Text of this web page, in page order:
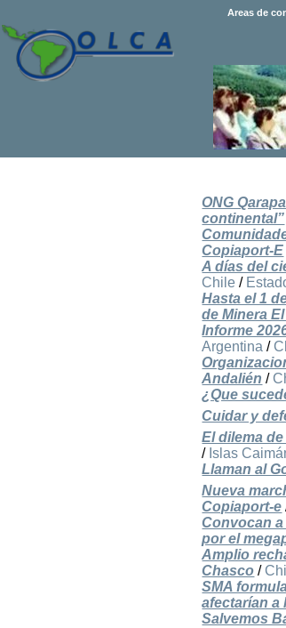
Areas de
ONG
continental”
Copiaport-E
A días del
Chile /
Hasta el 1
de Minera
Informe
Argentina /
Andalién /
¿Que
Cuidar y
El dilema
/ Islas
Llaman al
Nueva
Copiaport-e
Convocan
por el
Amplio
Chasco /
SMA
afectarían a
Salvemos